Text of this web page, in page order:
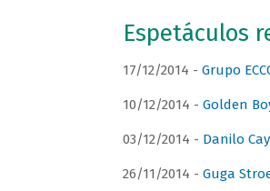
Espetáculos
17/12/2014 - Grupo
10/12/2014 - Golden
03/12/2014 - Danilo
26/11/2014 - Guga